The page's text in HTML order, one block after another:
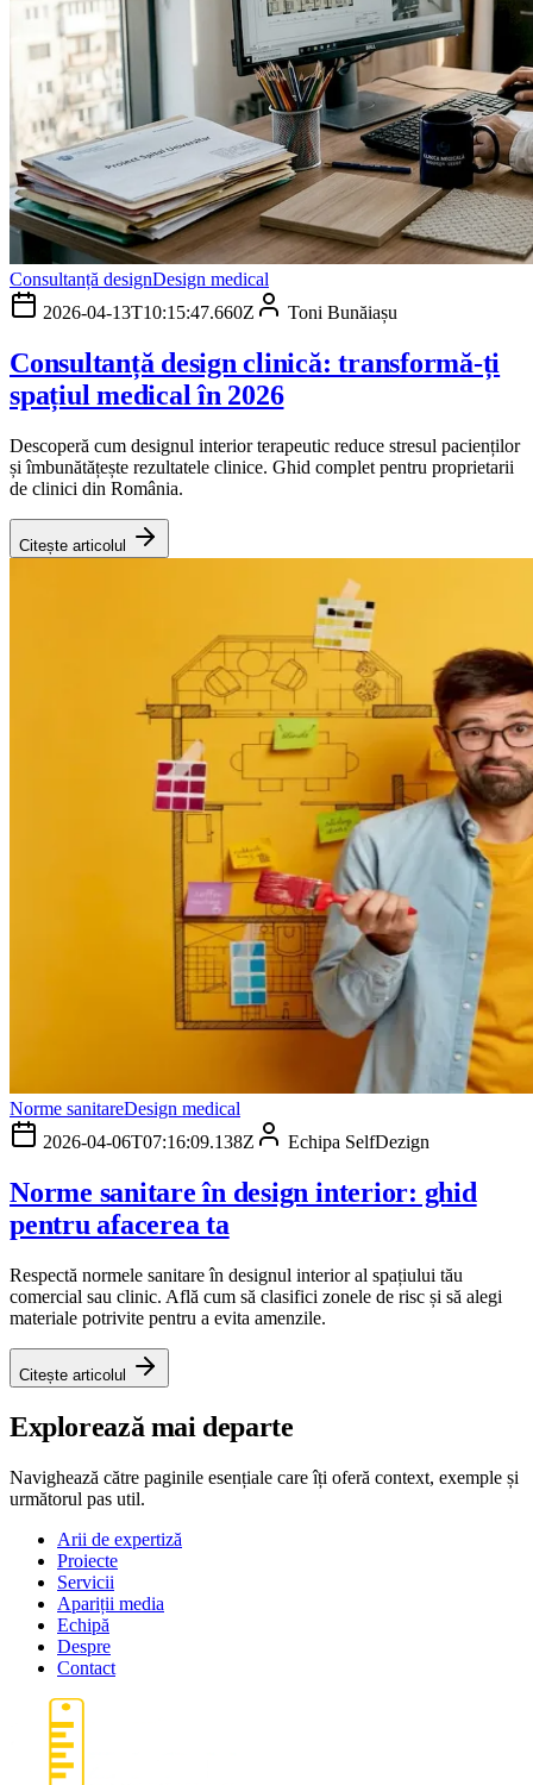
Consultanță designDesign medical
2026-04-13T10:15:47.660Z
Toni Bunăiașu
Consultanță design clinică: transformă-ți
spațiul medical în 2026
Descoperă cum designul interior terapeutic reduce stresul pacienților
și îmbunătățește rezultatele clinice. Ghid complet pentru proprietarii
de clinici din România.
Citește articolul
Norme sanitareDesign medical
2026-04-06T07:16:09.138Z
Echipa SelfDezign
Norme sanitare în design interior: ghid
pentru afacerea ta
Respectă normele sanitare în designul interior al spațiului tău
comercial sau clinic. Află cum să clasifici zonele de risc și să alegi
materiale potrivite pentru a evita amenzile.
Citește articolul
Explorează mai departe
Navighează către paginile esențiale care îți oferă context, exemple și
următorul pas util.
Arii de expertiză
Proiecte
Servicii
Apariții media
Echipă
Despre
Contact